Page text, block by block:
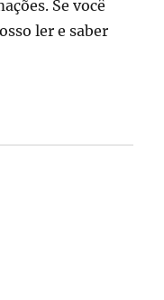
Se você
ler e saber